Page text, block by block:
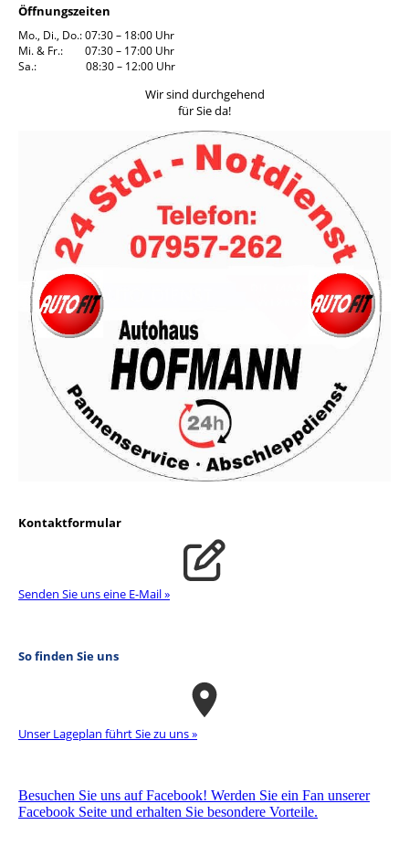
Öffnungszeiten
Mo., Di., Do.: 07:30 – 18:00 Uhr
Mi. & Fr.: 07:30 – 17:00 Uhr
Sa.: 08:30 – 12:00 Uhr
Wir sind durchgehend
für Sie da!
Kontaktformular
Senden Sie uns eine E-Mail »
So finden Sie uns
Unser La­ge­plan führt Sie zu uns »
Besuchen Sie uns auf Facebook! Werden Sie ein Fan unserer
Facebook Seite und erhalten Sie besondere Vorteile.